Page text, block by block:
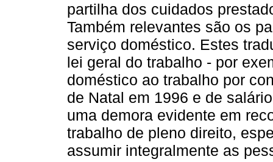
partilha dos cuidados
Também relevantes são os
serviço doméstico. Estes
lei geral do trabalho - por
doméstico ao trabalho por
de Natal em 1996 e de
uma demora evidente em
trabalho de pleno direito,
assumir integralmente as